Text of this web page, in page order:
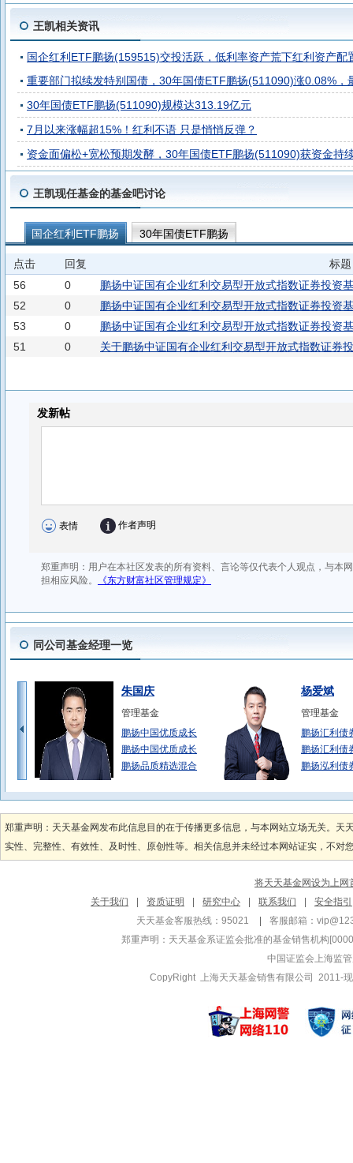
王凯相关资讯
国企红利ETF鹏扬(159515)交投活跃，低利率资产荒下红利资产配
重要部门拟续发特别国债，30年国债ETF鹏扬(511090)涨0.08%，
30年国债ETF鹏扬(511090)规模达313.19亿元
7月以来涨幅超15%！红利不语 只是悄悄反弹？
资金面偏松+宽松预期发酵，30年国债ETF鹏扬(511090)获资金持
王凯现任基金的基金吧讨论
国企红利ETF鹏扬 30年国债ETF鹏扬
点击 回复
标题
56
0
鹏扬中证国有企业红利交易型开放式指数证券投资
52
0
鹏扬中证国有企业红利交易型开放式指数证券投资
53
0
鹏扬中证国有企业红利交易型开放式指数证券投资
51
0
关于鹏扬中证国有企业红利交易型开放式指数证券
同公司基金经理一览
朱国庆
管理基金
鹏扬中国优质成长
鹏扬中国优质成长
鹏扬品质精选混合
杨爱斌
管理基金
鹏扬汇利债
鹏扬汇利债
鹏扬泓利债
吴西燕
管理基金
鹏扬景泓回报灵活
鹏扬景泓回报灵活
陈钟闻
管理基金
鹏扬利泽债
鹏扬利泽债
管理基金
鹏扬现金通利货币
管理基金
鹏扬中证
鹏扬中证
管理基金
鹏扬淳盈6
郑重声明：天天基金网发布此信息目的在于传播更多信息，与本网站立场无关。
实性、完整性、有效性、及时性、原创性等。相关信息并未经过本网站证实，不
将天天基金网设为上网
关于我们
资质证明 研究中心 联系我们
安全指引
天天基金客服热线：95021
客服邮箱：
郑重声明： 天天基金系证监会批准的基金销售机构
中国证监会上海监
CopyRight 上海天天基金销售有限公司 2011-